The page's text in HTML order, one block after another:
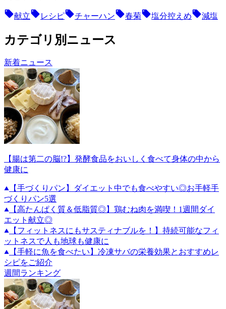
献立 レシピ チャーハン 春菊 塩分控えめ 減塩
カテゴリ別ニュース
新着ニュース
【腸は第二の脳!?】発酵食品をおいしく食べて身体の中から
健康に
【手づくりパン】ダイエット中でも食べやすい◎お手軽手
づくりパン5選
【高たんぱく質＆低脂質◎】鶏むね肉を満喫！1週間ダイ
エット献立◎
【フィットネスにもサスティナブルを！】持続可能なフィ
ットネスで人も地球も健康に
【手軽に魚を食べたい】冷凍サバの栄養効果とおすすめレ
シピをご紹介
週間ランキング